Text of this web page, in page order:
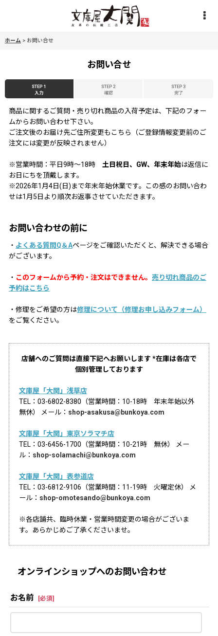
ホーム > お問い合せ
お問い合せ
STEP 1
入力
STEP 2
確認
STEP 3
完了
商品に関するご質問・売り切れ商品の入荷予定は、下記のフォー
ムからお問い合わせ下さい。
ご注文後のお届け先ご住所変更もこちら（ご登録情報変更前のご
注文には変更が反映されません）
※営業時間：平日9時〜18時 土日祝日、GW、年末年始は返信に
お日にちを頂戴します。
※2026年1月4日(日)まで年末年始休業です。この感のお問い合わ
せは1月5日より順次お返事させていただきます。
お問い合わせの前に
・ よくある質問Q＆Aページをご確認いただくと、解決できる場合
がございます。
・ このフォームから予約・注文はできません。 売り切れ商品のご
予約はこちら
・修理をご希望の方は修理について（修理お申し込みフォーム）
をご覧ください。
店舗へのご質問は直接下記へお願いします *在庫は各店で
個別管理しております
文庫屋「大関」浅草店
TEL：03-6802-8380（営業時間：10-18時 年末年始以外
無休） メール： shop-asakusa@bunkoya.com
文庫屋「大関」東京ソラマチ店
TEL：03-6456-1700（営業時間：10-21時 無休） メー
ル： shop-solamachi@bunkoya.com
文庫屋「大関」表参道店
TEL：03-6812-9106（営業時間：11-19時 火曜定休） メ
ール： shop-omotesando@bunkoya.com
※各店舗共、臨時休業・営業時間変更の場合がございま
す。あらかじめご了承くださいませ。
オンラインショップへのお問い合わせ
お名前 [必須]